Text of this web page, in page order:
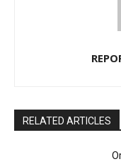
RELATED ARTICLES